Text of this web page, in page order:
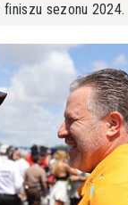
sezonu 2024.